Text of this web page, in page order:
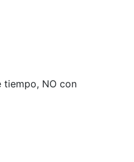
tiempo, NO con